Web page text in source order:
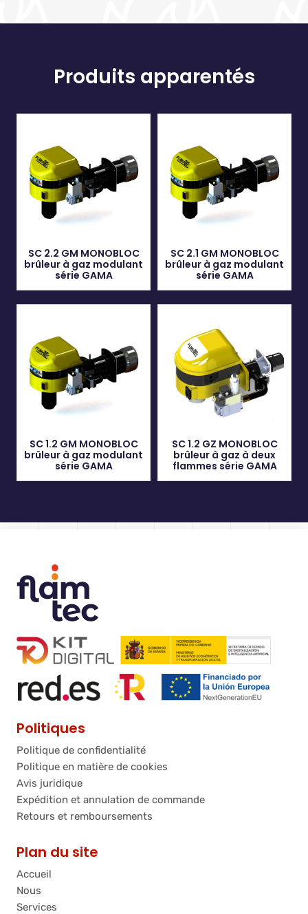
Produits apparentés
SC 2.2 GM MONOBLOC
brûleur à gaz modulant
série GAMA
SC 2.1 GM MONOBLOC
brûleur à gaz modulant
série GAMA
SC 1.2 GM MONOBLOC
brûleur à gaz modulant
série GAMA
SC 1.2 GZ MONOBLOC
brûleur à gaz à deux
flammes série GAMA
Politiques
Politique de confidentialité
Politique en matière de cookies
Avis juridique
Expédition et annulation de commande
Retours et remboursements
Plan du site
Accueil
Nous
Services